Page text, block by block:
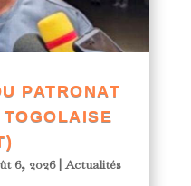
PATRONAT
6, 2026|Actualités